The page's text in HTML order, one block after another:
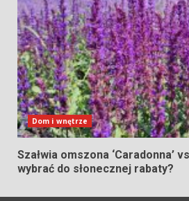
Dom i wnętrze
Szałwia omszona ‘Caradonna’
wybrać do słonecznej rabaty?